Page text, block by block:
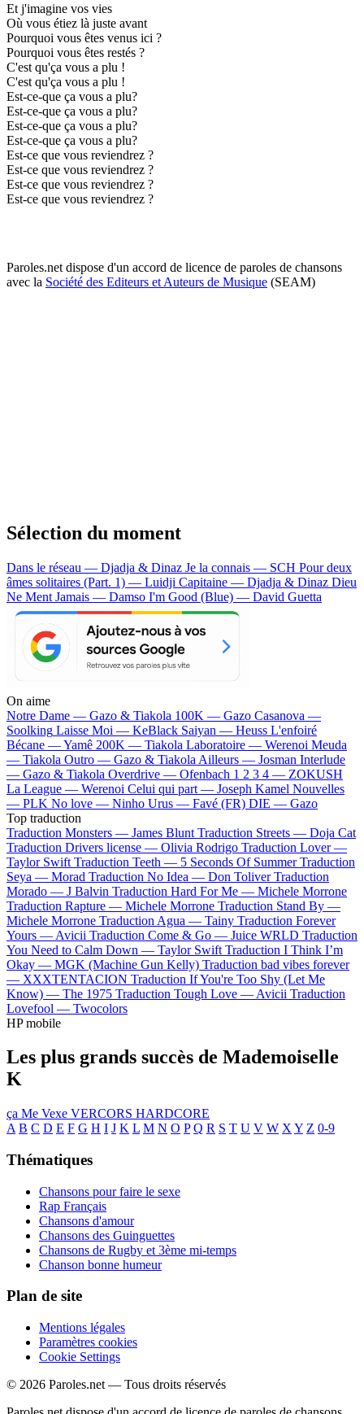
Et j'imagine vos vies
Où vous étiez là juste avant
Pourquoi vous êtes venus ici ?
Pourquoi vous êtes restés ?
C'est qu'ça vous a plu !
C'est qu'ça vous a plu !
Est-ce-que ça vous a plu?
Est-ce-que ça vous a plu?
Est-ce-que ça vous a plu?
Est-ce-que ça vous a plu?
Est-ce que vous reviendrez ?
Est-ce que vous reviendrez ?
Est-ce que vous reviendrez ?
Est-ce que vous reviendrez ?
Paroles.net dispose d'un accord de licence de paroles de chansons
avec la Société des Editeurs et Auteurs de Musique (SEAM)
Sélection du moment
Dans le réseau — Djadja & Dinaz Je la connais — SCH Pour deux
âmes solitaires (Part. 1) — Luidji Capitaine — Djadja & Dinaz Dieu
Ne Ment Jamais — Damso I'm Good (Blue) — David Guetta
On aime
Notre Dame — Gazo & Tiakola 100K — Gazo Casanova —
Soolking Laisse Moi — KeBlack Saiyan — Heuss L'enfoiré
Bécane —Yamê 200K — Tiakola Laboratoire — Werenoi Meuda
— Tiakola Outro — Gazo & Tiakola Ailleurs — Josman Interlude
— Gazo & Tiakola Overdrive — Ofenbach 1 2 3 4 — ZOKUSH
La League — Werenoi Celui qui part — Joseph Kamel Nouvelles
— PLK No love — Ninho Urus — Favé (FR) DIE — Gazo
Top traduction
Traduction Monsters — James Blunt Traduction Streets — Doja Cat
Traduction Drivers license — Olivia Rodrigo Traduction Lover —
Taylor Swift Traduction Teeth — 5 Seconds Of Summer Traduction
Seya — Morad Traduction No Idea — Don Toliver Traduction
Morado — J Balvin Traduction Hard For Me — Michele Morrone
Traduction Rapture — Michele Morrone Traduction Stand By —
Michele Morrone Traduction Agua — Tainy Traduction Forever
Yours — Avicii Traduction Come & Go — Juice WRLD Traduction
You Need to Calm Down — Taylor Swift Traduction I Think I’m
Okay — MGK (Machine Gun Kelly) Traduction bad vibes forever
— XXXTENTACION Traduction If You're Too Shy (Let Me
Know) — The 1975 Traduction Tough Love — Avicii Traduction
Lovefool — Twocolors
HP mobile
Les plus grands succès de Mademoiselle
K
ça Me Vexe VERCORS HARDCORE
A B C D E F G H I J K L M N O P Q R S T U V W X Y Z 0-9
Thématiques
Chansons pour faire le sexe
Rap Français
Chansons d'amour
Chansons des Guinguettes
Chansons de Rugby et 3ème mi-temps
Chanson bonne humeur
Plan de site
Mentions légales
Paramètres cookies
Cookie Settings
© 2026 Paroles.net — Tous droits réservés